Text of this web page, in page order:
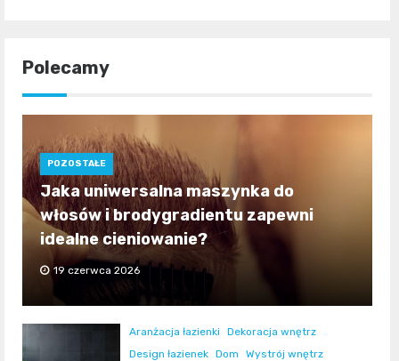
Polecamy
POZOSTAŁE
Jaka uniwersalna maszynka do
włosów i brodygradientu zapewni
idealne cieniowanie?
19 czerwca 2026
Aranżacja łazienki
Dekoracja wnętrz
Design łazienek Dom Wystrój wnętrz